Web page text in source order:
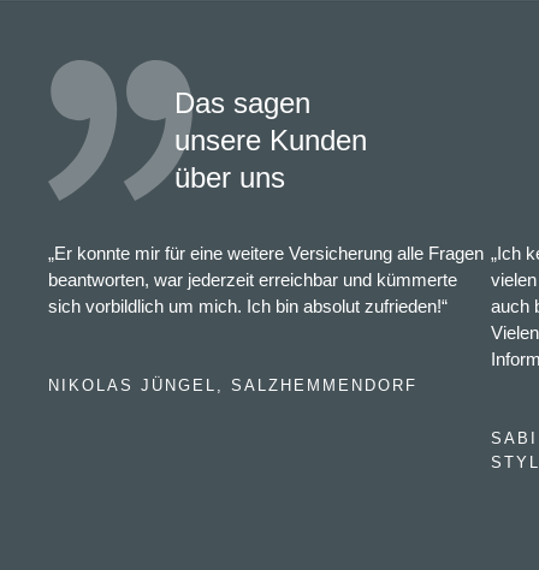
Das sagen
unsere Kunden
über uns
„Er konnte mir für eine weitere Versicherung alle Fragen
beantworten, war jederzeit erreichbar und kümmerte
sich vorbildlich um mich. Ich bin absolut zufrieden!“
NIKOLAS JÜNGEL, SALZHEMMENDORF
„Ich
auch